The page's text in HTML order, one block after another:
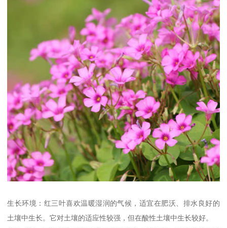
生长环境：红三叶喜欢温暖湿润的气候，适宜在肥沃、排水良好的
土壤中生长。它对土壤的适应性较强，但在酸性土壤中生长较好。